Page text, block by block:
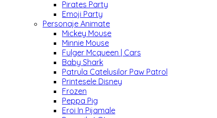
Pirates Party
Emoji Party
Personaje Animate
Mickey Mouse
Minnie Mouse
Fulger Mcqueen | Cars
Baby Shark
Patrula Catelusilor Paw Patrol
Printesele Disney
Frozen
Peppa Pig
Eroi In Pijamale